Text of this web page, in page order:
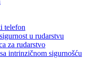
telefon
u rudarstvu
za rudarstvo
intrinzičnom sigurnošću